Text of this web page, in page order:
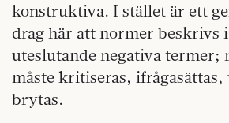
konstruktiva. I stället är ett
drag här att normer beskrivs
uteslutande negativa termer;
måste kritiseras, ifrågasättas,
brytas.